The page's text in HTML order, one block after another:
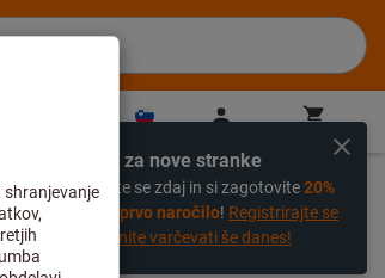
Izključno za nove stranke
Registrirajte se zdaj in si zagotovite20%
popust na prvo naročilo! Registrirajte se
zdaj in začnite varčevati še danes!